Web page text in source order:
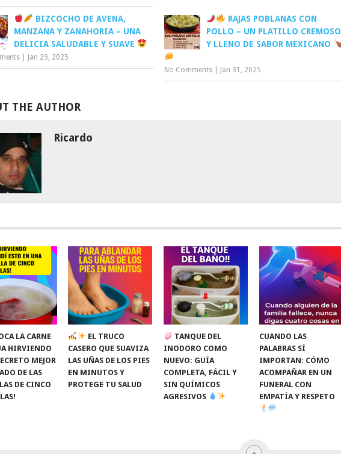
BIZCOCHO DE AVENA,
MANZANA Y ZANAHORIA – UNA
DELICIA SALUDABLE Y SUAVE
Jan 29, 2025
RAJAS POBLANAS CON
POLLO – UN PLATILLO CREMOSO
Y LLENO DE SABOR MEXICANO
No Comments Jan 31, 2025
THE AUTHOR
Ricardo
LA CARNE
HIRVIENDO
MEJOR
DE LAS
DE CINCO
EL TRUCO
CASERO QUE SUAVIZA
LAS UÑAS DE LOS PIES
EN MINUTOS Y
PROTEGE TU SALUD
TANQUE DEL
INODORO COMO
NUEVO: GUÍA
COMPLETA, FÁCIL Y
SIN QUÍMICOS
AGRESIVOS
CUANDO LAS
PALABRAS SÍ
IMPORTAN: CÓMO
ACOMPAÑAR EN UN
FUNERAL CON
EMPATÍA Y RESPETO